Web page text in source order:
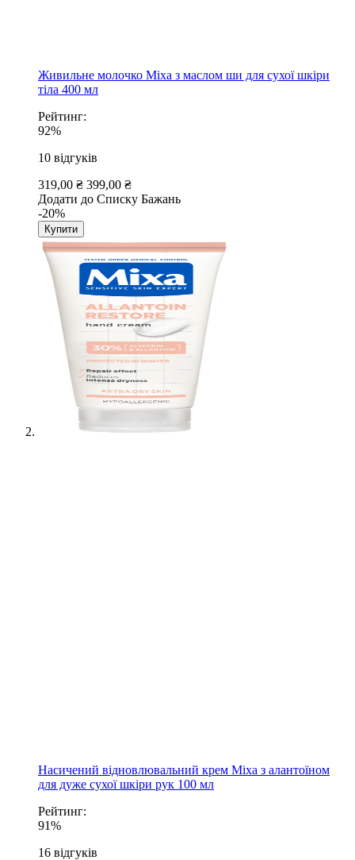
Живильне молочко Mixa з маслом ши для сухої шкіри
тіла 400 мл
Рейтинг:
92%
10 відгуків
319,00 ₴ 399,00 ₴
Додати до Списку Бажань
-20%
Купити
Насичений відновлювальний крем Mixa з алантоїном
для дуже сухої шкіри рук 100 мл
Рейтинг:
91%
16 відгуків